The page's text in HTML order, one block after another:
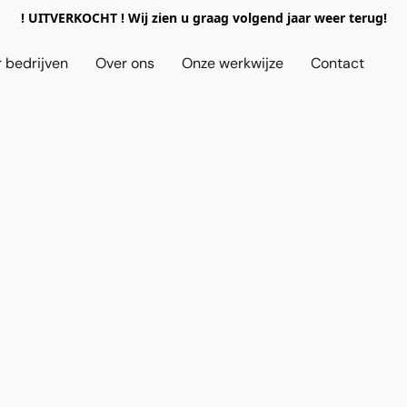
! UITVERKOCHT ! Wij zien u graag volgend jaar weer terug!
bedrijven Over ons Onze werkwijze Contact